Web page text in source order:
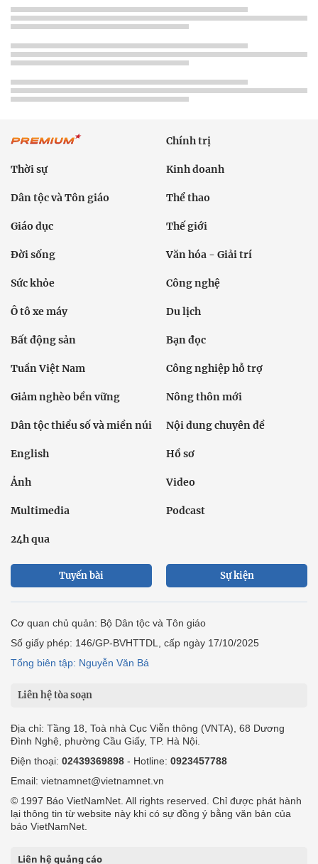
Chính trị
Thời sự Kinh doanh
Dân tộc và Tôn giáo Thể thao
Giáo dục Thế giới
Đời sống Văn hóa - Giải trí
Sức khỏe Công nghệ
Ô tô xe máy Du lịch
Bất động sản Bạn đọc
Tuần Việt Nam Công nghiệp hỗ trợ
Giảm nghèo bền vững Nông thôn mới
Dân tộc thiểu số và miền núi Nội dung chuyên đề
English Hồ sơ
Ảnh Video
Multimedia Podcast
24h qua
Tuyến bài Sự kiện
Cơ quan chủ quản: Bộ Dân tộc và Tôn giáo
Số giấy phép: 146/GP-BVHTTDL, cấp ngày 17/10/2025
Tổng biên tập: Nguyễn Văn Bá
Liên hệ tòa soạn
Địa chỉ: Tầng 18, Toà nhà Cục Viễn thông (VNTA), 68 Dương
Đình Nghệ, phường Cầu Giấy, TP. Hà Nội.
Điện thoại: 02439369898 - Hotline: 0923457788
Email: vietnamnet@vietnamnet.vn
© 1997 Báo VietNamNet. All rights reserved. Chỉ được phát hành
lại thông tin từ website này khi có sự đồng ý bằng văn bản của
báo VietNamNet.
Liên hệ quảng cáo